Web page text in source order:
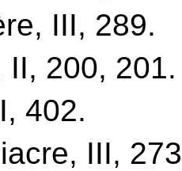
III, 289.
II, 200, 201.
402.
III,